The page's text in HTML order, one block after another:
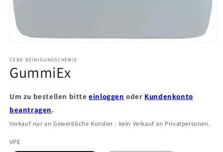
in
Modal
öffnen
CEBE-REINIGUNGSCHEMIE
GummiEx
Um zu bestellen bitteeinloggen oder Kundenkonto
beantragen.
Verkauf nur an Gewerbliche Kunden - kein Verkauf an Privatpersonen.
VPE